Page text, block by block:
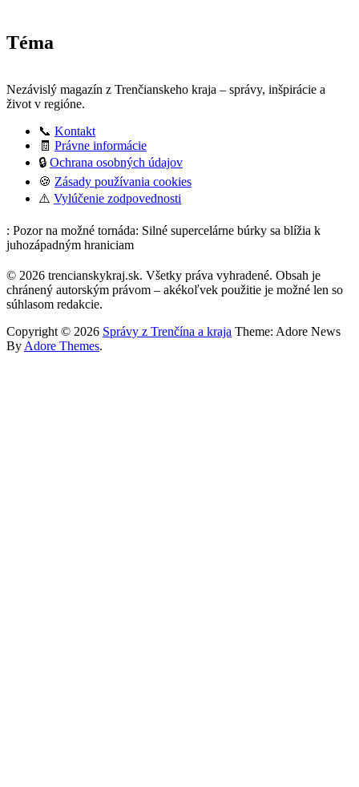
Téma
Nezávislý magazín z Trenčianskeho kraja – správy, inšpirácie a
život v regióne.
📞 Kontakt
🧾 Právne informácie
🔒 Ochrana osobných údajov
🍪 Zásady používania cookies
⚠️ Vylúčenie zodpovednosti
: Pozor na možné tornáda: Silné supercelárne búrky sa blížia k
juhozápadným hraniciam
© 2026 trencianskykraj.sk. Všetky práva vyhradené. Obsah je
chránený autorským právom – akékoľvek použitie je možné len so
súhlasom redakcie.
Copyright © 2026 Správy z Trenčína a kraja Theme: Adore News
By Adore Themes.